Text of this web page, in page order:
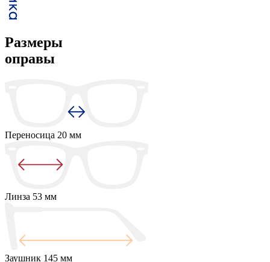
Размеры
оправы
Переносица 20 мм
Линза 53 мм
Заушник 145 мм